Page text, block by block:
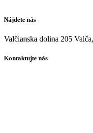
Nájdete nás
Valčianska dolina 205
Kontaktujte nás